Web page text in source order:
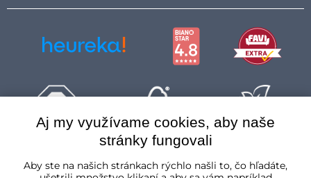
Aj my využívame cookies, aby naše
stránky fungovali
Aby ste na našich stránkach rýchlo našli to, čo hľadáte,